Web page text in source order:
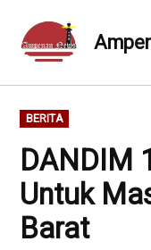
content
POSTED
IN
BERITA
DANDIM
Untuk
Barat